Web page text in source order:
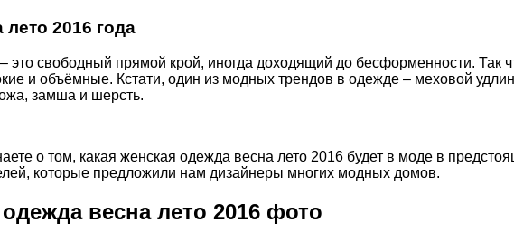
2016 года
это свободный прямой крой, иногда доходящий до бесформенности. Так
и объёмные. Кстати, один из модных трендов в одежде – меховой
замша и шерсть.
о том, какая женская одежда весна лето 2016 будет в моде в
которые предложили нам дизайнеры многих модных домов.
весна лето 2016 фото